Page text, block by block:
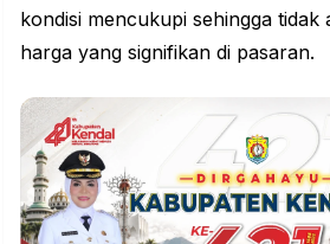
kondisi mencukupi sehingga tidak
harga yang signifikan di pasaran.